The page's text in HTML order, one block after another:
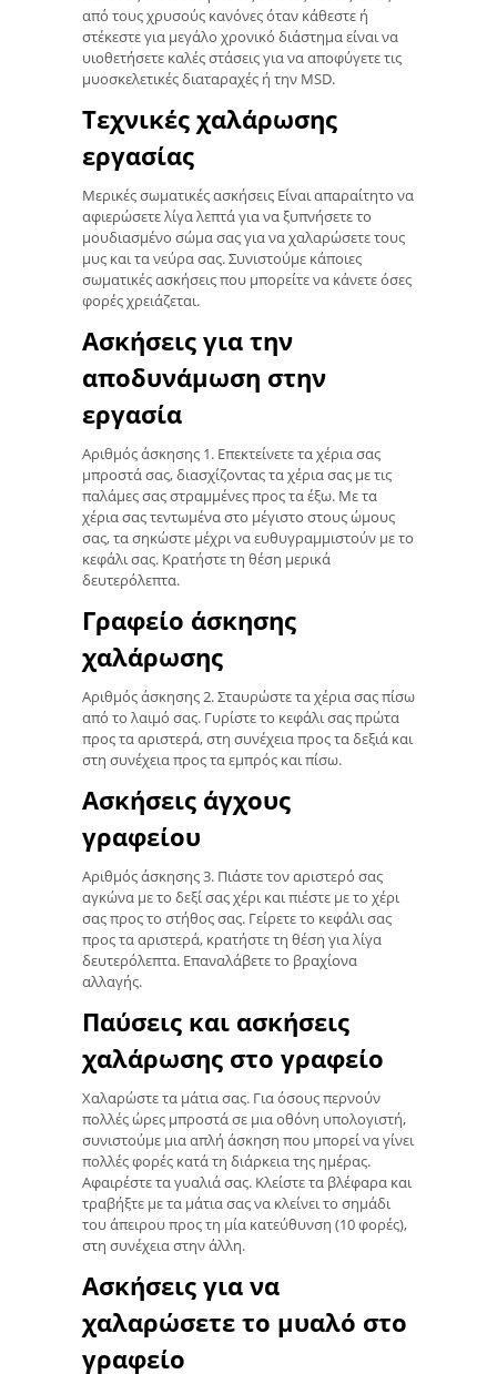
από τους χρυσούς κανόνες όταν κάθεστε ή
στέκεστε για μεγάλο χρονικό διάστημα είναι να
υιοθετήσετε καλές στάσεις για να αποφύγετε τις
μυοσκελετικές διαταραχές ή την MSD.
Τεχνικές χαλάρωσης
εργασίας
Μερικές σωματικές ασκήσεις Είναι απαραίτητο να
αφιερώσετε λίγα λεπτά για να ξυπνήσετε το
μουδιασμένο σώμα σας για να χαλαρώσετε τους
μυς και τα νεύρα σας. Συνιστούμε κάποιες
σωματικές ασκήσεις που μπορείτε να κάνετε όσες
φορές χρειάζεται.
Ασκήσεις για την
αποδυνάμωση στην
εργασία
Αριθμός άσκησης 1. Επεκτείνετε τα χέρια σας
μπροστά σας, διασχίζοντας τα χέρια σας με τις
παλάμες σας στραμμένες προς τα έξω. Με τα
χέρια σας τεντωμένα στο μέγιστο στους ώμους
σας, τα σηκώστε μέχρι να ευθυγραμμιστούν με το
κεφάλι σας. Κρατήστε τη θέση μερικά
δευτερόλεπτα.
Γραφείο άσκησης
χαλάρωσης
Αριθμός άσκησης 2. Σταυρώστε τα χέρια σας πίσω
από το λαιμό σας. Γυρίστε το κεφάλι σας πρώτα
προς τα αριστερά, στη συνέχεια προς τα δεξιά και
στη συνέχεια προς τα εμπρός και πίσω.
Ασκήσεις άγχους
γραφείου
Αριθμός άσκησης 3. Πιάστε τον αριστερό σας
αγκώνα με το δεξί σας χέρι και πιέστε με το χέρι
σας προς το στήθος σας. Γείρετε το κεφάλι σας
προς τα αριστερά, κρατήστε τη θέση για λίγα
δευτερόλεπτα. Επαναλάβετε το βραχίονα
αλλαγής.
Παύσεις και ασκήσεις
χαλάρωσης στο γραφείο
Χαλαρώστε τα μάτια σας. Για όσους περνούν
πολλές ώρες μπροστά σε μια οθόνη υπολογιστή,
συνιστούμε μια απλή άσκηση που μπορεί να γίνει
πολλές φορές κατά τη διάρκεια της ημέρας.
Αφαιρέστε τα γυαλιά σας. Κλείστε τα βλέφαρα και
τραβήξτε με τα μάτια σας να κλείνει το σημάδι
του άπειρου προς τη μία κατεύθυνση (10 φορές),
στη συνέχεια στην άλλη.
Ασκήσεις για να
χαλαρώσετε το μυαλό στο
γραφείο